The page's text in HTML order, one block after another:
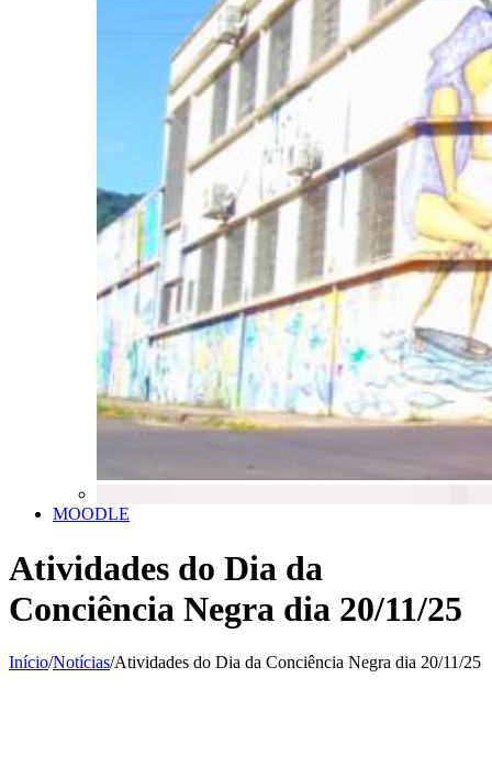
MOODLE
Atividades do Dia da
Conciência Negra dia 20/11/25
Início/Notícias/Atividades do Dia da Conciência Negra dia 20/11/25